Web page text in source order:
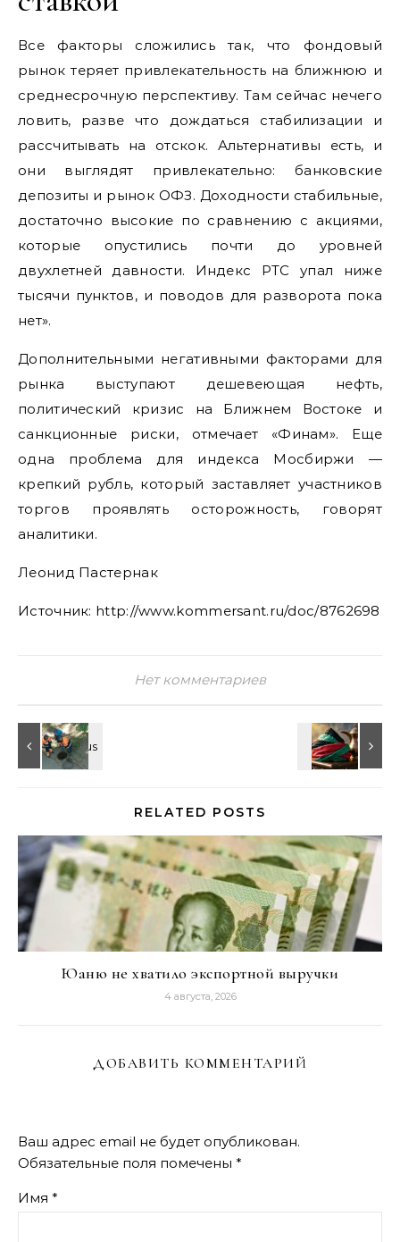
Все факторы сложились так, что фондовый
рынок теряет привлекательность на ближнюю и
среднесрочную перспективу. Там сейчас нечего
ловить, разве что дождаться стабилизации и
рассчитывать на отскок. Альтернативы есть, и
они выглядят привлекательно: банковские
депозиты и рынок ОФЗ. Доходности стабильные,
достаточно высокие по сравнению с акциями,
которые опустились почти до уровней
двухлетней давности. Индекс РТС упал ниже
тысячи пунктов, и поводов для разворота пока
нет».
Дополнительными негативными факторами для
рынка выступают дешевеющая нефть,
политический кризис на Ближнем Востоке и
санкционные риски, отмечает «Финам». Еще
одна проблема для индекса Мосбиржи —
крепкий рубль, который заставляет участников
торгов проявлять осторожность, говорят
аналитики.
Леонид Пастернак
Источник: http://www.kommersant.ru/doc/8762698
Нет комментариев
RELATED POSTS
Юаню не хватило экспортной выручки
4 августа, 2026
ДОБАВИТЬ КОММЕНТАРИЙ
Ваш адрес email не будет опубликован.
Обязательные поля помечены *
Имя *